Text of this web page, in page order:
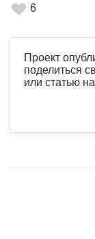
6
Проект
поделиться
или статью